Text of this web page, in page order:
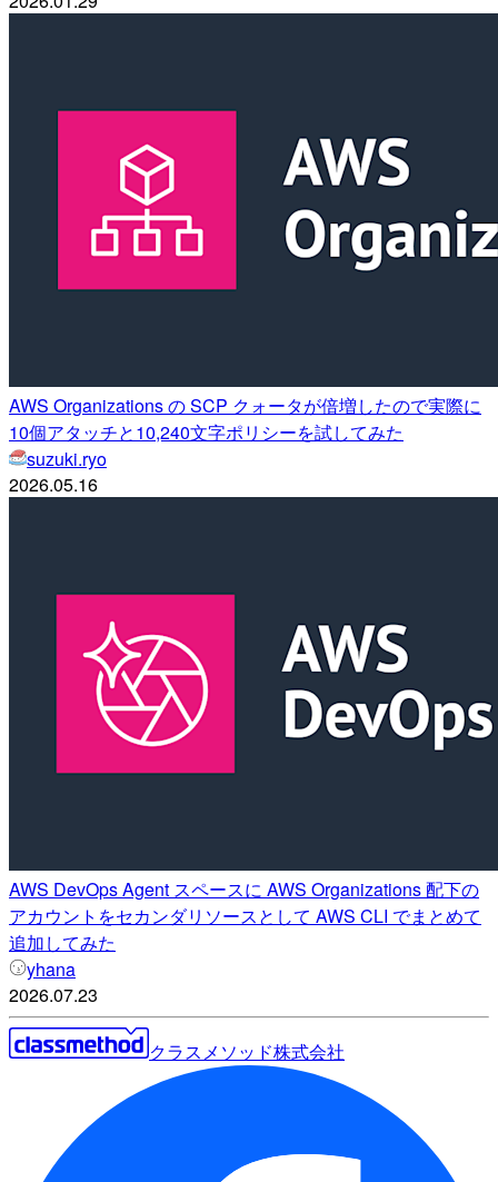
AWS Organizations の SCP クォータが倍増したので実際に
10個アタッチと10,240文字ポリシーを試してみた
suzuki.ryo
2026.05.16
AWS DevOps Agent スペースに AWS Organizations 配下の
アカウントをセカンダリソースとして AWS CLI でまとめて
追加してみた
yhana
2026.07.23
クラスメソッド株式会社